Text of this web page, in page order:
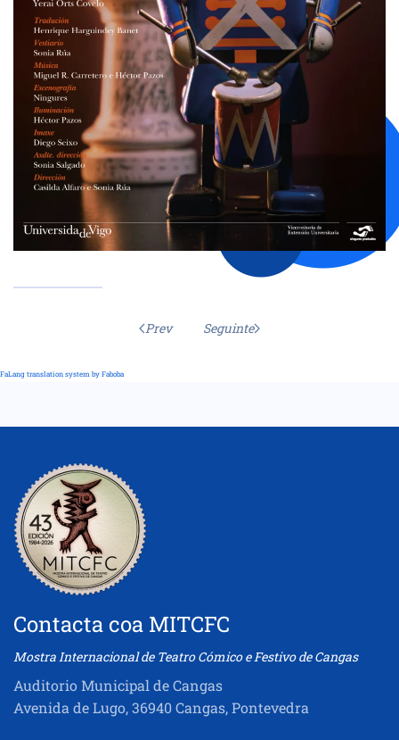
Prev Seguinte
FaLang translation system by Faboba
Contacta coa MITCFC
Mostra Internacional de Teatro Cómico e Festivo de Cangas
Auditorio Municipal de Cangas
Avenida de Lugo, 36940 Cangas, Pontevedra